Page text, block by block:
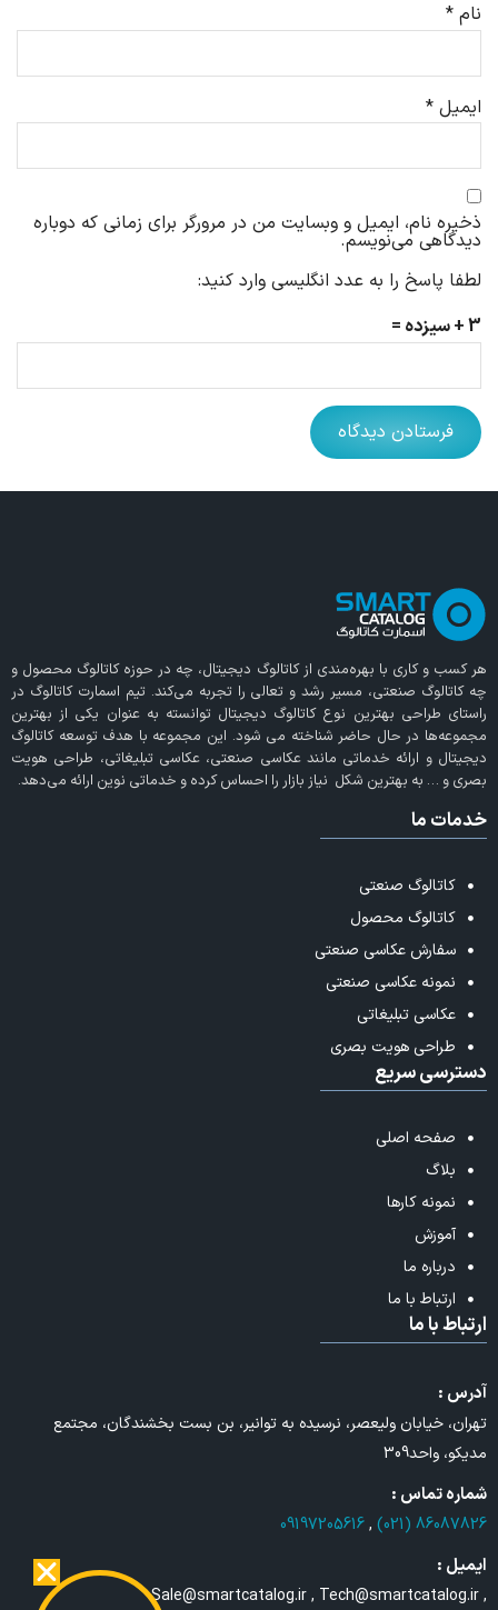
نام *
ایمیل *
ذخیره نام، ایمیل و وبسایت من در مرورگر برای زمانی که دوباره
دیدگاهی می‌نویسم.
لطفا پاسخ را به عدد انگلیسی وارد کنید:
3 + سیزده =
هر کسب و کاری با بهره‌مندی ازکاتالوگ دیجیتال، چه در حوزه کاتالوگ محصول و
چه کاتالوگ صنعتی، مسیر رشد و تعالی را تجربه می‌کند. تیم اسمارت کاتالوگ در
راستای طراحی بهترین نوع کاتالوگ دیجیتال توانسته به عنوان یکی از بهترین
مجموعه‌ها در حال حاضر شناخته می‌ شود. این مجموعه با هدف توسعه کاتالوگ
دیجیتال و ارائه خدماتی مانند عکاسی صنعتی، عکاسی تبلیغاتی، طراحی هویت
بصری و … به بهترین شکل نیاز بازار را احساس کرده و خدماتی نوین ارائه می‌دهد.
خدمات ما
کاتالوگ صنعتی
کاتالوگ محصول
سفارش عکاسی صنعتی
نمونه عکاسی صنعتی
عکاسی تبلیغاتی
طراحی هویت بصری
دسترسی سریع
صفحه اصلی
بلاگ
نمونه کارها
آموزش
درباره ما
ارتباط با ما
ارتباط با ما
آدرس :
تهران، خیابان ولیعصر، نرسیده به توانیر، بن بست بخشندگان، مجتمع
مدیکو، واحد309
شماره تماس :
86087826 (021)
,
09197205616
ایمیل :
Sale@smartcatalog.ir , Tech@smartcatalog.ir ,